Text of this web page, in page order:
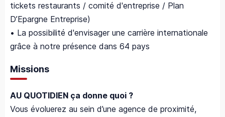
tickets restaurants / comité d'entreprise / Plan
D’Epargne Entreprise)
• La possibilité d'envisager une carrière internationale
grâce à notre présence dans 64 pays
Missions
AU QUOTIDIEN ça donne quoi ?
Vous évoluerez au sein d’une agence de proximité,